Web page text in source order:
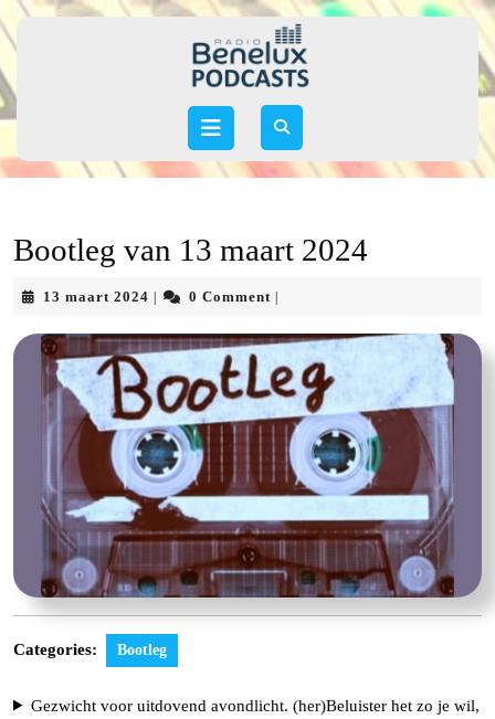
Skip
to
Open
Bootleg van 13 maart 2024
13 maart 2024 13
2024
0 Comment
Categories: Bootleg
Gezwicht voor uitdovend avondlicht. (her)Beluister het zo je wil,